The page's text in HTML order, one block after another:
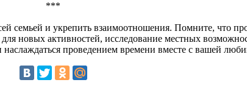
***
семьей и укрепить взаимоотношения. Помните, что
новых активностей, исследование местных
наслаждаться проведением времени вместе с вашей